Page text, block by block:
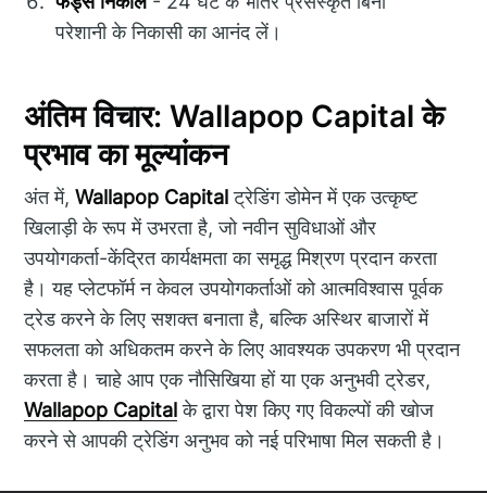
परेशानी के निकासी का आनंद लें।
अंतिम विचार: Wallapop Capital के
प्रभाव का मूल्यांकन
अंत में,Wallapop Capitalट्रेडिंग डोमेन में एक उत्कृष्ट
खिलाड़ी के रूप में उभरता है, जो नवीन सुविधाओं और
उपयोगकर्ता-केंद्रित कार्यक्षमता का समृद्ध मिश्रण प्रदान करता
है। यह प्लेटफॉर्म न केवल उपयोगकर्ताओं को आत्मविश्वास पूर्वक
ट्रेड करने के लिए सशक्त बनाता है, बल्कि अस्थिर बाजारों में
सफलता को अधिकतम करने के लिए आवश्यक उपकरण भी प्रदान
करता है। चाहे आप एक नौसिखिया हों या एक अनुभवी ट्रेडर,
Wallapop Capitalके द्वारा पेश किए गए विकल्पों की खोज
करने से आपकी ट्रेडिंग अनुभव को नई परिभाषा मिल सकती है।